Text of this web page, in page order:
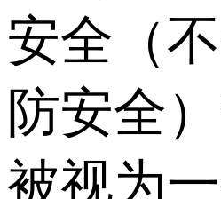
安全（
防安全
被视为